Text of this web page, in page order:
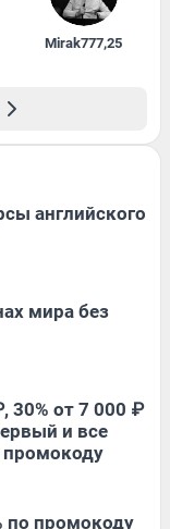
Mirak777,25
английского
мира без
30% от 7 000 ₽
и все
по промокоду